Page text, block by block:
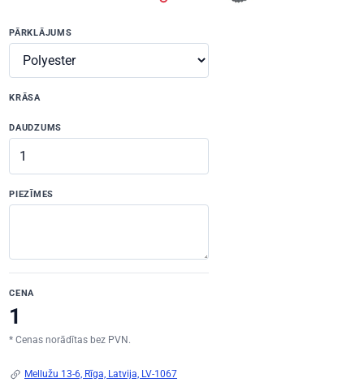
PĀRKLĀJUMS
KRĀSA
DAUDZUMS
PIEZĪMES
CENA
* Cenas norādītas bez PVN.
Mellužu 13-6, Rīga, Latvija, LV-1067